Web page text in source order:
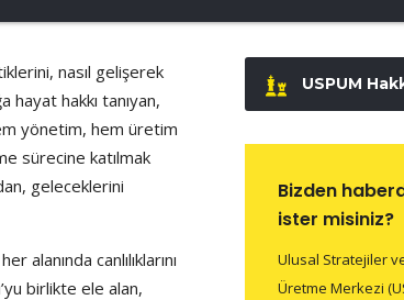
nasıl gelişerek
hayat hakkı tanıyan,
yönetim, hem üretim
sürecine katılmak
geleceklerini
alanında canlılıklarını
birlikte ele alan,
USPUM
Bizden
ister misiniz?
Ulusal Stratejiler
Üretme Merkezi